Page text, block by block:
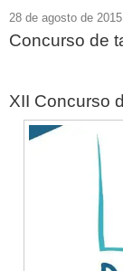
28 de agosto de 2015
Concurso de
XII Concurso